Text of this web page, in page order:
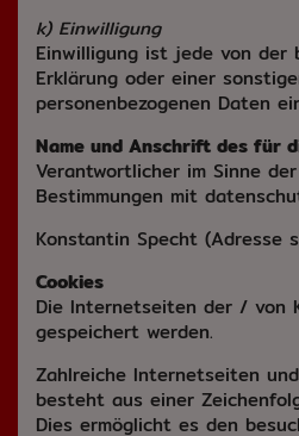
k) Einwilligung
Einwilligung ist jede von der
Erklärung oder einer
personenbezogenen Daten
Name und Anschrift des für
Verantwortlicher im Sinne
Bestimmungen mit
Konstantin Specht (Adresse
Cookies
Die Internetseiten der / von
gespeichert werden.
Zahlreiche Internetseiten
besteht aus einer
Dies ermöglicht es den